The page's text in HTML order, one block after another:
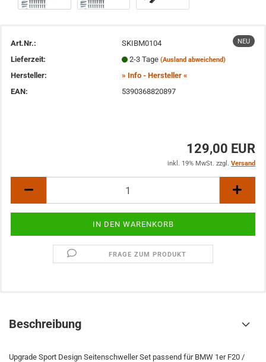
NEU
Art.Nr.:
SKIBM0104
Lieferzeit:
2-3 Tage (Ausland abweichend)
Hersteller:
» Info - Hersteller «
EAN:
5390368820897
129,00 EUR
inkl. 19% MwSt. zzgl. Versand
FRAGE ZUM PRODUKT
Beschreibung
Upgrade Sport Design Seitenschweller Set passend für BMW 1er F20 /